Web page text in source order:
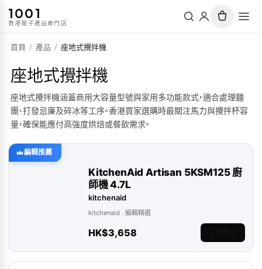
1001
香港電子產品專門店
首頁 / 產品 / 座地式攪拌機
座地式攪拌機
座地式攪拌機涵蓋商用大容量型號與家用多功能款式，適合處理麵
團、打發忌廉及碎冰等工序。香港買家選購時最關注馬力與攪拌杯容
量，確保能應付高強度烘焙或餐飲需求。
編輯推薦
KitchenAid Artisan 5KSM125 廚
師機 4.7L
kitchenaid
kitchenaid · 編輯精選
HK$3,658